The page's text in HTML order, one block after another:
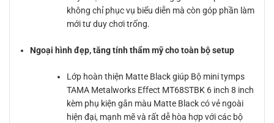
không chỉ phục vụ biểu diễn mà còn góp phần làm
mới tư duy chơi trống.
Ngoại hình đẹp, tăng tính thẩm mỹ cho toàn bộ setup
Lớp hoàn thiện Matte Black giúp Bộ mini tymps
TAMA Metalworks Effect MT68STBK 6 inch 8 inch
kèm phụ kiện gắn màu Matte Black có vẻ ngoài
hiện đại, mạnh mẽ và rất dễ hòa hợp với các bộ